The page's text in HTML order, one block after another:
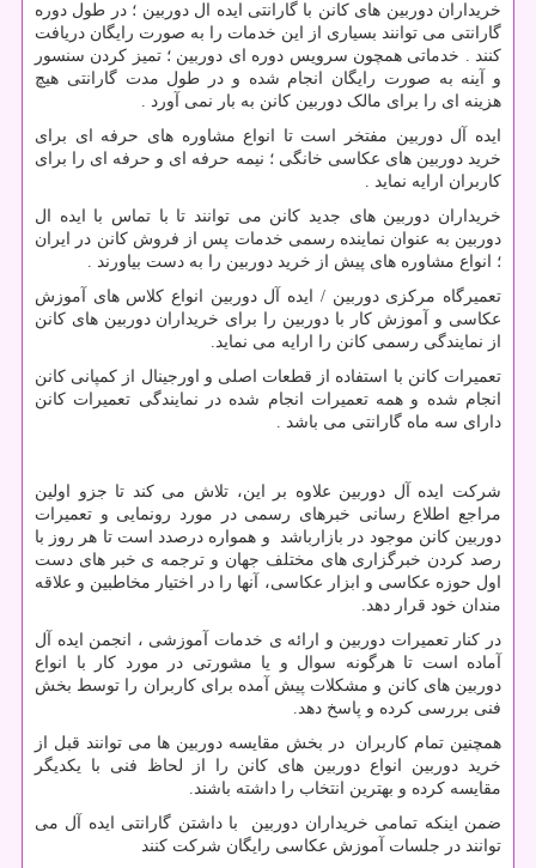
خریداران دوربین های کانن با گارانتی ایده ال دوربین ؛ در طول دوره
گارانتی می توانند بسیاری از این خدمات را به صورت رایگان دریافت
کنند . خدماتی همچون سرویس دوره ای دوربین ؛ تمیز کردن سنسور
و آینه به صورت رایگان انجام شده و در طول مدت گارانتی هیچ
هزینه ای را برای مالک دوربین کانن به بار نمی آورد .
ایده آل دوربین مفتخر است تا انواع مشاوره های حرفه ای برای
خرید دوربین های عکاسی خانگی ؛ نیمه حرفه ای و حرفه ای را برای
کاربران ارایه نماید .
خریداران دوربین های جدید کانن می توانند تا با تماس با ایده ال
دوربین به عنوان نماینده رسمی خدمات پس از فروش کانن در ایران
؛ انواع مشاوره های پیش از خرید دوربین را به دست بیاورند .
تعمیرگاه مرکزی دوربین / ایده آل دوربین انواع کلاس های آموزش
عکاسی و آموزش کار با دوربین را برای خریداران دوربین های کانن
از نمایندگی رسمی کانن را ارایه می نماید.
تعمیرات کانن با استفاده از قطعات اصلی و اورجینال از کمپانی کانن
انجام شده و همه تعمیرات انجام شده در نمایندگی تعمیرات کانن
دارای سه ماه گارانتی می باشد .
شرکت ایده آل دوربین علاوه بر این، تلاش می کند تا جزو اولین
مراجع اطلاع رسانی خبرهای رسمی در مورد رونمایی و تعمیرات
دوربین کانن موجود در بازارباشد و همواره درصدد است تا هر روز با
رصد کردن خبرگزاری های مختلف جهان و ترجمه ی خبر های دست
اول حوزه عکاسی و ابزار عکاسی، آنها را در اختیار مخاطبین و علاقه
مندان خود قرار دهد.
در کنار تعمیرات دوربین و ارائه ی خدمات آموزشی ، انجمن ایده آل
آماده است تا هرگونه سوال و یا مشورتی در مورد کار با انواع
دوربین های کانن و مشکلات پیش آمده برای کاربران را توسط بخش
فنی بررسی کرده و پاسخ دهد.
همچنین تمام کاربران در بخش مقایسه دوربین ها می توانند قبل از
خرید دوربین انواع دوربین های کانن را از لحاظ فنی با یکدیگر
مقایسه کرده و بهترین انتخاب را داشته باشند.
ضمن اینکه تمامی خریداران دوربین با داشتن گارانتی ایده آل می
توانند در جلسات آموزش عکاسی رایگان شرکت کنند